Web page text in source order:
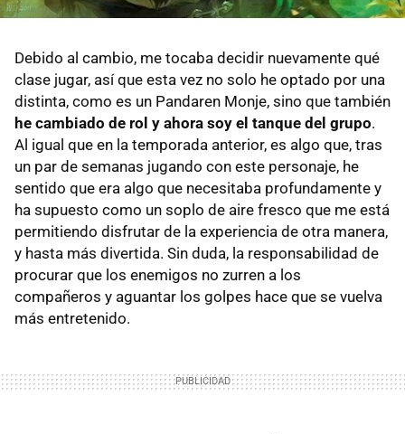
Debido al cambio, me tocaba decidir nuevamente qué
clase jugar, así que esta vez no solo he optado por una
distinta, como es un Pandaren Monje, sino que también
he cambiado de rol y ahora soy el tanque del grupo.
Al igual que en la temporada anterior, es algo que, tras
un par de semanas jugando con este personaje, he
sentido que era algo que necesitaba profundamente y
ha supuesto como un soplo de aire fresco que me está
permitiendo disfrutar de la experiencia de otra manera,
y hasta más divertida. Sin duda, la responsabilidad de
procurar que los enemigos no zurren a los
compañeros y aguantar los golpes hace que se vuelva
más entretenido.